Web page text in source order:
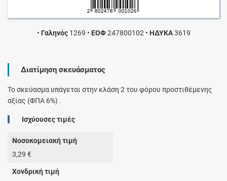
• Γαληνός1269 • ΕΟΦ247800102 • ΗΔΥΚΑ3619
Διατίμηση σκευάσματος
Το σκεύασμα υπάγεται στην κλάση 2 του φόρου προστιθέμενης
αξίας (ΦΠΑ 6%) .
Ισχύουσες τιμές
Νοσοκομειακή τιμή
3,29 €
Χονδρική τιμή